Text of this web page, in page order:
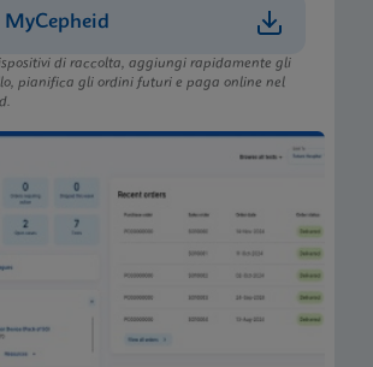
MyCepheid
di raccolta, aggiungi rapidamente gli
pianifica gli ordini futuri e paga online nel